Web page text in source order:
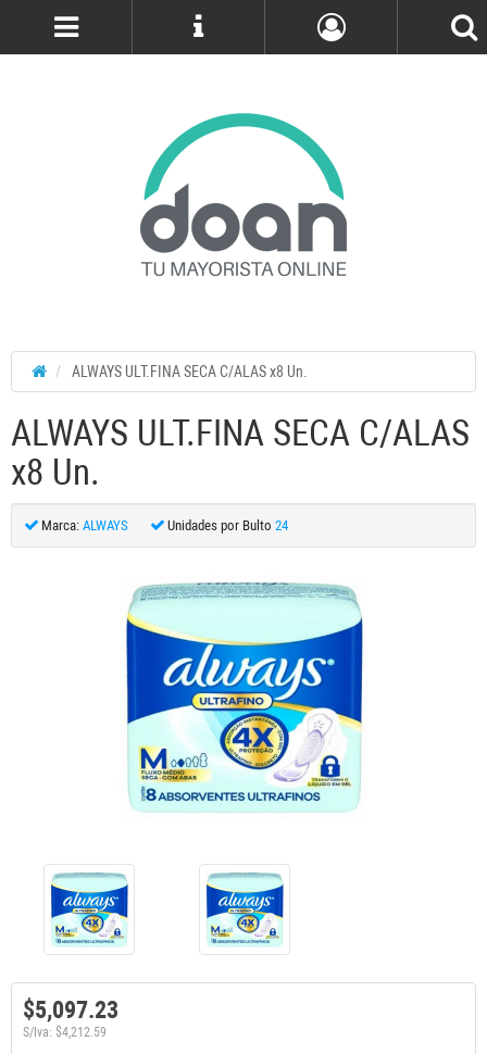
ALWAYS ULT.FINA SECA C/ALAS x8 Un.
ALWAYS ULT.FINA SECA C/ALAS
x8 Un.
Marca: ALWAYS Unidades por Bulto 24
$5,097.23
S/Iva: $4,212.59